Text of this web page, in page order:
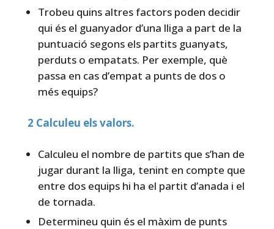
Trobeu quins altres factors poden decidir
qui és el guanyador d’una lliga a part de la
puntuació segons els partits guanyats,
perduts o empatats. Per exemple, què
passa en cas d’empat a punts de dos o
més equips?
2 Calculeu els valors.
Calculeu el nombre de partits que s’han de
jugar durant la lliga, tenint en compte que
entre dos equips hi ha el partit d’anada i el
de tornada.
Determineu quin és el màxim de punts